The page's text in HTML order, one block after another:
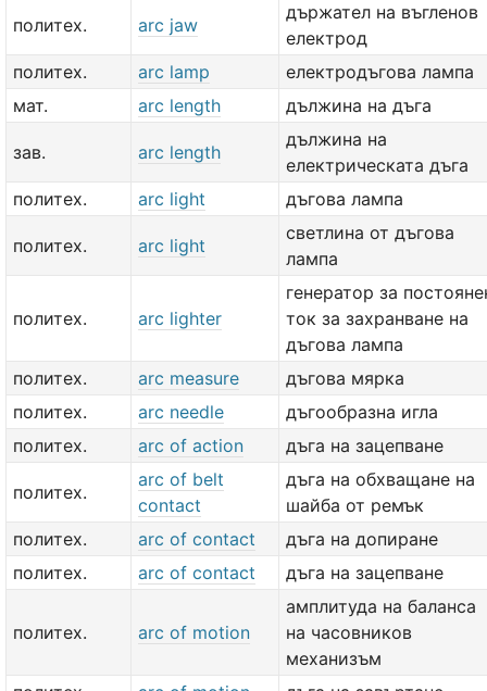
политех. arc jaw
държател на въгленов
електрод
политех.
arc lamp
електродъгова лампа
мат.
arc length дължина на дъга
зав. arc length
дължина на
електрическата дъга
политех.
arc light дъгова лампа
политех. arc light
светлина от дъгова
лампа
политех. arc lighter
генератор за
ток за захранване на
дъгова лампа
политех.
arc measure
дъгова мярка
политех.
arc needle
дъгообразна игла
политех.
arc of action дъга на зацепване
политех.
arc of belt
contact
дъга на обхващане на
шайба от ремък
политех.
arc of contact
дъга на допиране
политех.
arc of contact дъга на зацепване
политех. arc of motion
амплитуда на баланса
на часовников
механизъм